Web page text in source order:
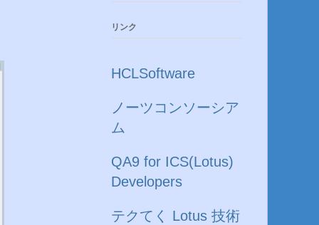
リンク
HCLSoftware
ノーツコンソーシア
ム
QA9 for ICS(Lotus)
Developers
テクてく Lotus 技術